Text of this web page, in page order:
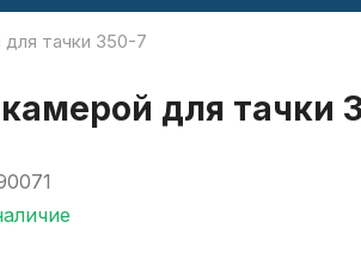
тачки 350-7
для тачки